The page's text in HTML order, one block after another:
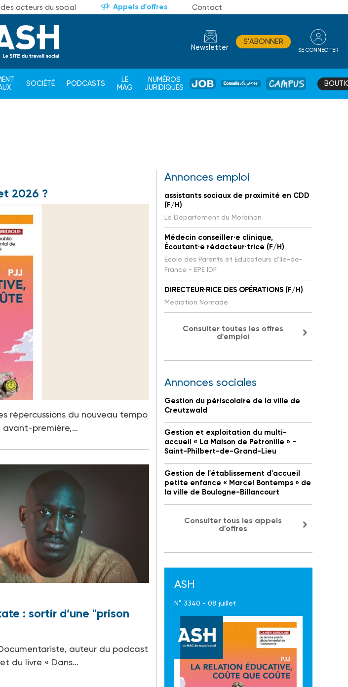
acteurs du social Appels d'offres Contact
Newsletter
S'ABONNER
SE CONNECTER
SOCIÉTÉ PODCASTS
LE
MAG
NUMÉROS
JURIDIQUES
JOB
DE
CAMPUS
2026 ?
répercussions du nouveau tempo
avant-première,…
: sortir d’une "prison
Documentariste, auteur du podcast
du livre « Dans…
Annonces emploi
assistants sociaux de proximité en CDD
(F/H)
Le Département du Morbihan
Médecin conseiller·e clinique,
Écoutant·e rédacteur·trice (F/H)
Ecole des Parents et Educateurs d'Ile-de-
France - EPE IDF
DIRECTEUR·RICE DES OPÉRATIONS (F/H)
Médiation Nomade
Consulter toutes les offres
d'emploi
Annonces sociales
Gestion du périscolaire de la ville de
Creutzwald
Gestion et exploitation du multi-
accueil « La Maison de Petronille » -
Saint-Philbert-de-Grand-Lieu
Gestion de l'établissement d'accueil
petite enfance « Marcel Bontemps » de
la ville de Boulogne-Billancourt
Consulter tous les appels
d'offres
ASH
N° 3340 - 08 juillet